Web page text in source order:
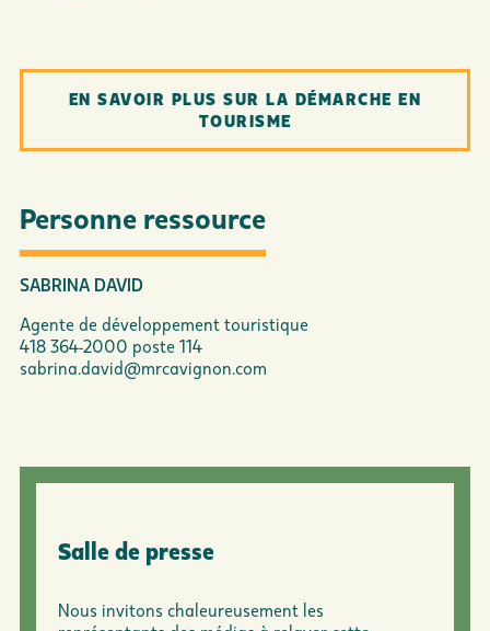
EN SAVOIR PLUS SUR LA DÉMARCHE EN
TOURISME
Personne ressource
SABRINA DAVID
Agente de développement touristique
418 364-2000 poste 114
sabrina.david@mrcavignon.com
Salle de presse
Nous invitons chaleureusement les